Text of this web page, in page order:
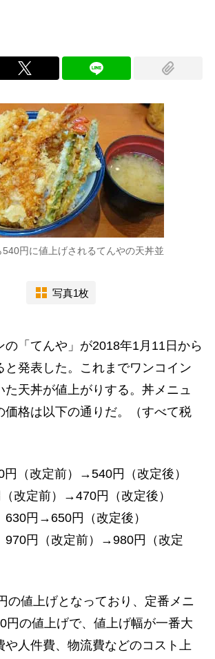
540円に値上げされるてんやの天丼並
写真1枚
「てんや」が2018年1月11日から
と発表した。これまでワンコイン
た天丼が値上がりする。丼メニュ
価格は以下の通りだ。（すべて税
（改定前）→540円（改定後）
改定前）→470円（改定後）
円→650円（改定後）
円（改定前）→980円（改定
値上げとなっており、定番メニ
円の値上げで、値上げ幅が一番大
や人件費、物流費などのコスト上